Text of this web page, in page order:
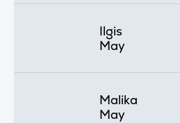
Ilgis
May
Malika
May